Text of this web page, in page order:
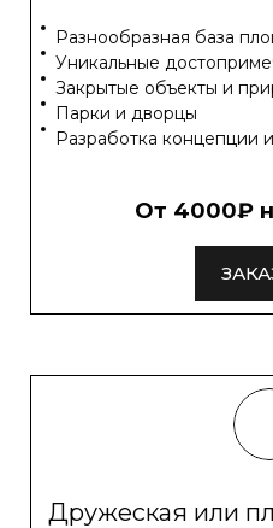
Разнообразная база
Уникальные
Закрытые объекты и
Парки и дворцы
Разработка концепции
От 4000₽
Дружеская или